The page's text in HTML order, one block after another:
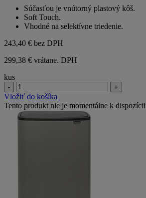
hviezdičiek.
Súčasťou je vnútorný plastový kôš.
Soft Touch.
Vhodné na selektívne triedenie.
243,40 € bez DPH
299,38 € vrátane. DPH
kus
- +
Vložiť do košíka
Tento produkt nie je momentálne k dispozícii